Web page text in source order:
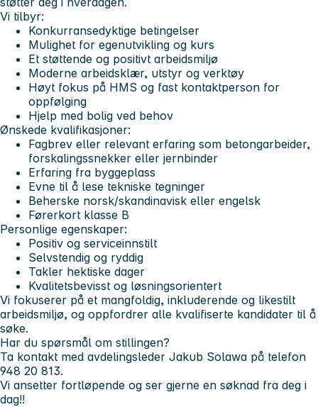
Vi tilbyr:
Konkurransedyktige betingelser
Mulighet for egenutvikling og kurs
Et støttende og positivt arbeidsmiljø
Moderne arbeidsklær, utstyr og verktøy
Høyt fokus på HMS og fast kontaktperson for
oppfølging
Hjelp med bolig ved behov
Ønskede kvalifikasjoner:
Fagbrev eller relevant erfaring som betongarbeider,
forskalingssnekker eller jernbinder
Erfaring fra byggeplass
Evne til å lese tekniske tegninger
Beherske norsk/skandinavisk eller engelsk
Førerkort klasse B
Personlige egenskaper:
Positiv og serviceinnstilt
Selvstendig og ryddig
Takler hektiske dager
Kvalitetsbevisst og løsningsorientert
Vi fokuserer på et mangfoldig, inkluderende og likestilt
arbeidsmiljø, og oppfordrer alle kvalifiserte kandidater til å
søke.
Har du spørsmål om stillingen?
Ta kontakt med avdelingsleder Jakub Solawa på telefon
948 20 813.
Vi ansetter fortløpende og ser gjerne en søknad fra deg i
dag!!